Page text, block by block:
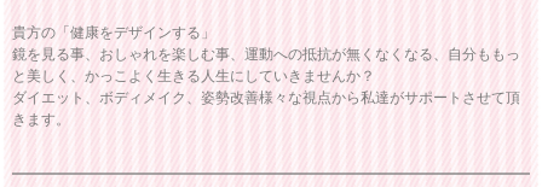
貴方の「健康をデザインする」
鏡を見る事、おしゃれを楽しむ事、運動への抵抗が無くなくなる、自分ももっ
と美しく、かっこよく生きる人生にしていきませんか？
ダイエット、ボディメイク、姿勢改善様々な視点から私達がサポートさせて頂
きます。